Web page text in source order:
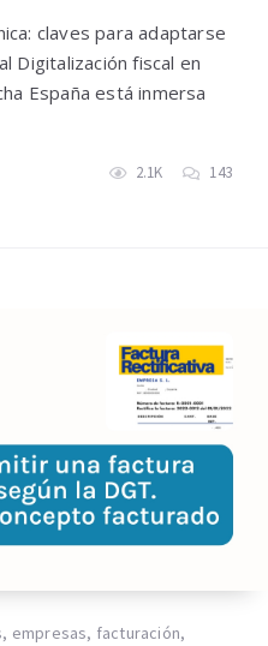
claves para adaptarse
Digitalización fiscal en
España está inmersa
2.1K 143
, empresas, facturación,